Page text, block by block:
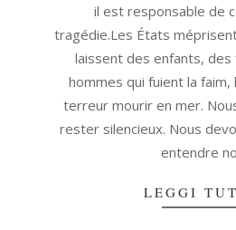
il est responsable de
tragédie.Les États
laissent des enfants,
hommes qui fuient la
terreur mourir en mer.
rester silencieux. Nous
entendre
LEGGI